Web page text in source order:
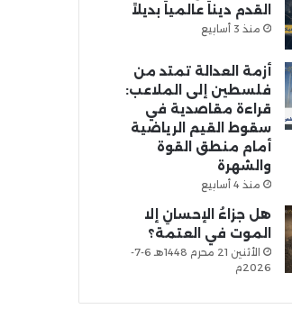
القدم ديناً عالمياً بديلاً
منذ 3 أسابيع
أزمة العدالة تمتد من
فلسطين إلى الملاعب:
قراءة مقاصدية في
سقوط القيم الرياضية
أمام منطق القوة
والشهرة
منذ 4 أسابيع
هل جزاءُ الإحسانِ إلا
الموت في العتمة؟
الأثنين 21 محرم 1448هـ 6-7-
2026م